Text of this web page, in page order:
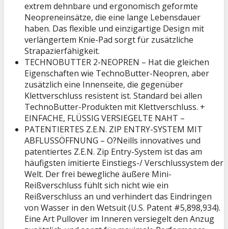
extrem dehnbare und ergonomisch geformte
Neopreneinsätze, die eine lange Lebensdauer
haben. Das flexible und einzigartige Design mit
verlängertem Knie-Pad sorgt für zusätzliche
Strapazierfähigkeit.
TECHNOBUTTER 2-NEOPREN – Hat die gleichen
Eigenschaften wie TechnoButter-Neopren, aber
zusätzlich eine Innenseite, die gegenüber
Klettverschluss resistent ist. Standard bei allen
TechnoButter-Produkten mit Klettverschluss. +
EINFACHE, FLÜSSIG VERSIEGELTE NAHT –
PATENTIERTES Z.E.N. ZIP ENTRY-SYSTEM MIT
ABFLUSSÖFFNUNG – O?Neills innovatives und
patentiertes Z.E.N. Zip Entry-System ist das am
häufigsten imitierte Einstiegs-/ Verschlussystem der
Welt. Der frei bewegliche äußere Mini-
Reißverschluss fühlt sich nicht wie ein
Reißverschluss an und verhindert das Eindringen
von Wasser in den Wetsuit (U.S. Patent #5,898,934).
Eine Art Pullover im Inneren versiegelt den Anzug